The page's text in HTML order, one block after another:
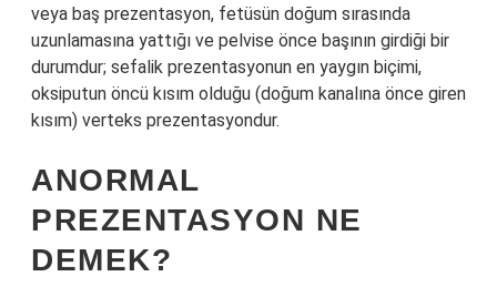
veya baş prezentasyon, fetüsün doğum sırasında
uzunlamasına yattığı ve pelvise önce başının girdiği bir
durumdur; sefalik prezentasyonun en yaygın biçimi,
oksiputun öncü kısım olduğu (doğum kanalına önce giren
kısım) verteks prezentasyondur.
ANORMAL
PREZENTASYON NE
DEMEK?